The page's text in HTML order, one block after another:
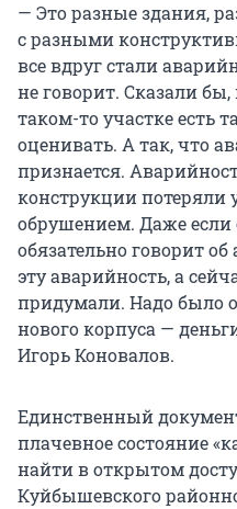
— Это разные здания,
с разными
все вдруг стали
не говорит. Сказали
таком-то участке есть
оценивать. А так, что
признается.
конструкции потеряли
обрушением. Даже если
обязательно говорит
эту аварийность, а
придумали. Надо было
нового корпуса —
Игорь Коновалов.
Единственный
плачевное состояние
найти в открытом
Куйбышевского